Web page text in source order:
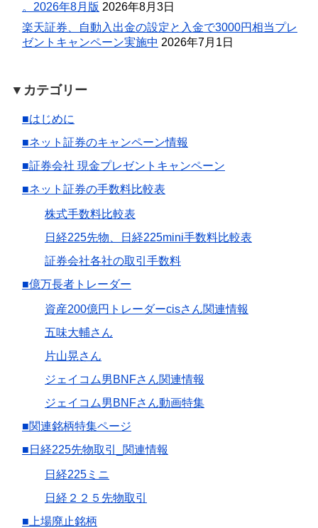
。2026年8月版 2026年8月3日
楽天証券、自動入出金の設定と入金で3000円相当プレ
ゼントキャンペーン実施中 2026年7月1日
▼カテゴリー
■はじめに
■ネット証券のキャンペーン情報
■証券会社 現金プレゼントキャンペーン
■ネット証券の手数料比較表
株式手数料比較表
日経225先物、日経225mini手数料比較表
証券会社各社の取引手数料
■億万長者トレーダー
資産200億円トレーダーcisさん関連情報
五味大輔さん
片山晃さん
ジェイコム男BNFさん関連情報
ジェイコム男BNFさん動画特集
■関連銘柄特集ページ
■日経225先物取引_関連情報
日経225ミニ
日経２２５先物取引
■上場廃止銘柄